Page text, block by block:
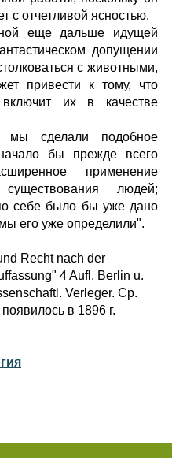
с отчетливой ясностью.
еще дальше идущей
допущении
с животными,
привести к тому, что
их в качестве
мы сделали подобное
бы прежде всего
применение
людей;
себе было бы уже дано
его уже определили".
Recht nach der
4 Aufl. Berlin u.
Verleger. Ср.
в 1896 г.